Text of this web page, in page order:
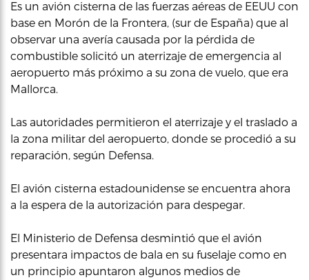
Es un avión cisterna de las fuerzas aéreas de EEUU con
base en Morón de la Frontera, (sur de España) que al
observar una avería causada por la pérdida de
combustible solicitó un aterrizaje de emergencia al
aeropuerto más próximo a su zona de vuelo, que era
Mallorca.
Las autoridades permitieron el aterrizaje y el traslado a
la zona militar del aeropuerto, donde se procedió a su
reparación, según Defensa.
El avión cisterna estadounidense se encuentra ahora
a la espera de la autorización para despegar.
El Ministerio de Defensa desmintió que el avión
presentara impactos de bala en su fuselaje como en
un principio apuntaron algunos medios de